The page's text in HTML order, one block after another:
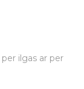
ilgas ar per